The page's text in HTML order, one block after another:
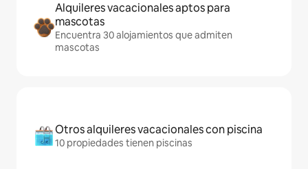
Alquileres vacacionales aptos para
mascotas
Encuentra 30 alojamientos que admiten
mascotas
Otros alquileres vacacionales con piscina
10 propiedades tienen piscinas